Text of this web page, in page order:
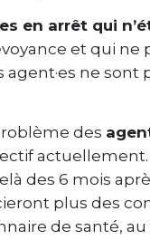
en arrêt qui
et qui ne
ne sont
des
des 6 mois
plus des
de santé,